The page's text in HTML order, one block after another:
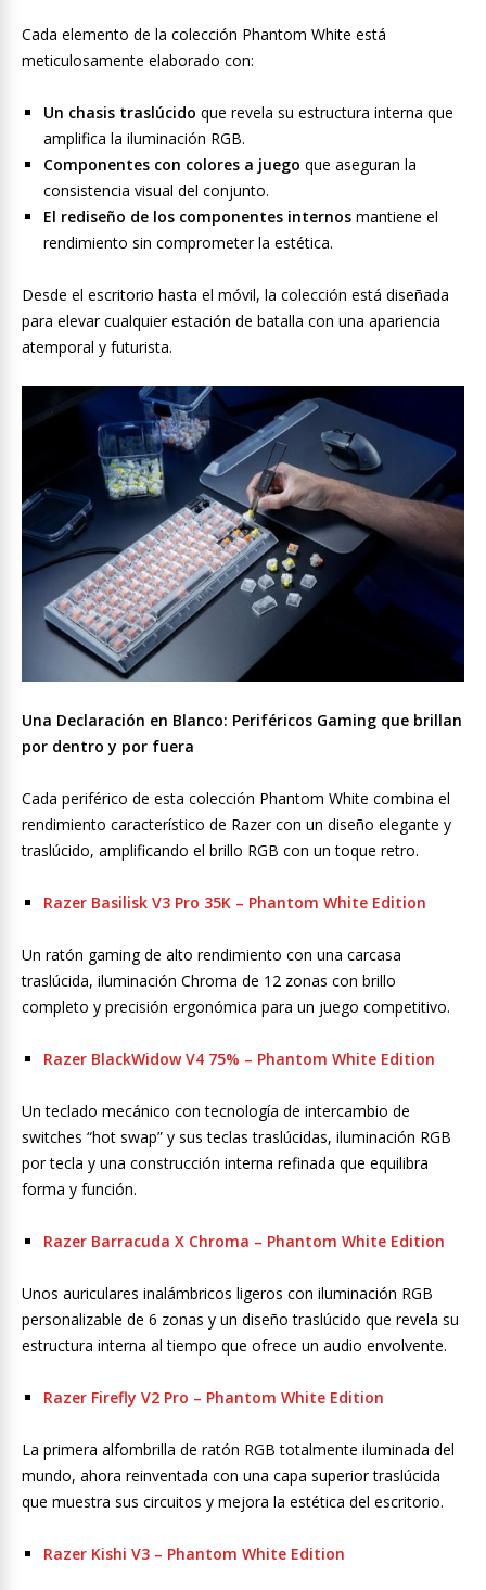
Cada elemento de la colección Phantom White está
meticulosamente elaborado con:
Un chasis traslúcido que revela su estructura interna que
amplifica la iluminación RGB.
Componentes con colores a juego que aseguran la
consistencia visual del conjunto.
El rediseño de los componentes internos mantiene el
rendimiento sin comprometer la estética.
Desde el escritorio hasta el móvil, la colección está diseñada
para elevar cualquier estación de batalla con una apariencia
atemporal y futurista.
Una Declaración en Blanco: Periféricos Gaming que brillan
por dentro y por fuera
Cada periférico de esta colección Phantom White combina el
rendimiento característico de Razer con un diseño elegante y
traslúcido, amplificando el brillo RGB con un toque retro.
Razer Basilisk V3 Pro 35K – Phantom White Edition
Un ratón gaming de alto rendimiento con una carcasa
traslúcida, iluminación Chroma de 12 zonas con brillo
completo y precisión ergonómica para un juego competitivo.
Razer BlackWidow V4 75% – Phantom White Edition
Un teclado mecánico con tecnología de intercambio de
switches “hot swap” y sus teclas traslúcidas, iluminación RGB
por tecla y una construcción interna refinada que equilibra
forma y función.
Razer Barracuda X Chroma – Phantom White Edition
Unos auriculares inalámbricos ligeros con iluminación RGB
personalizable de 6 zonas y un diseño traslúcido que revela su
estructura interna al tiempo que ofrece un audio envolvente.
Razer Firefly V2 Pro – Phantom White Edition
La primera alfombrilla de ratón RGB totalmente iluminada del
mundo, ahora reinventada con una capa superior traslúcida
que muestra sus circuitos y mejora la estética del escritorio.
Razer Kishi V3 – Phantom White Edition